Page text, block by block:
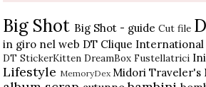
Big Shot Big Shot - guide Cut file
in giro nel web DT Clique International
DT StickerKitten DreamBox Fustellatrici
Lifestyle MemoryDex Midori Traveler's